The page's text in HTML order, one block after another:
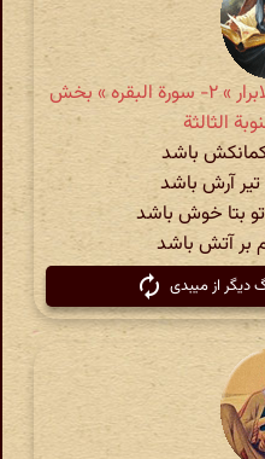
میبدی » کشف الاسرار و عدة الابرار » ۲- سورة البقره‏ » بخش
باشد
آرش باشد
بتا خوش باشد
بر آتش باشد